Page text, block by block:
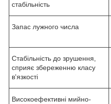
стабільність
Запас лужного числа
Стабільність до зрушення,
сприяє збереженню класу
в'язкості
Високоефективні мийно-